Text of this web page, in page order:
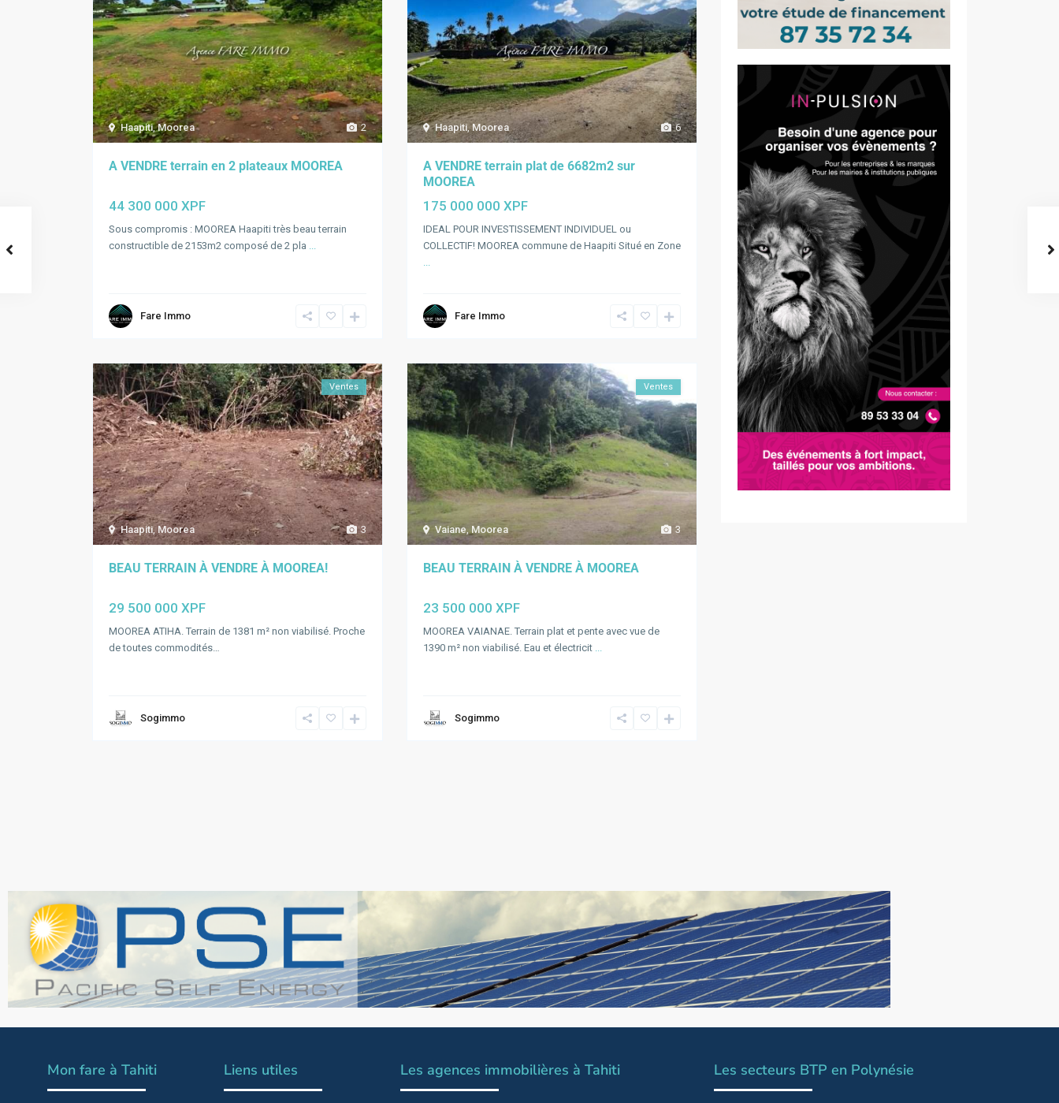
2
Haapiti,Moorea
A VENDRE terrain en 2 plateaux MOOREA
44 300 000 XPF
Sous compromis : MOOREA Haapiti très beau terrain
constructible de 2153m2 composé de 2 pla ...
Fare Immo
6
Haapiti,Moorea
A VENDRE terrain plat de 6682m2 sur
MOOREA
175 000 000 XPF
IDEAL POUR INVESTISSEMENT INDIVIDUEL ou
COLLECTIF! MOOREA commune de Haapiti Situé en Zone
...
Fare Immo
3
Haapiti, Moorea
Ventes
BEAU TERRAIN À VENDRE À MOOREA!
29 500 000 XPF
MOOREA ATIHA. Terrain de 1381 m² non viabilisé. Proche
de toutes commodités…
Sogimmo
3
Vaiane Moorea
Ventes
BEAU TERRAIN À VENDRE À MOOREA
23 500 000 XPF
MOOREA VAIANAE. Terrain plat et pente avec vue de
1390 m² non viabilisé. Eau et électricit
Sogimmo
Mon fare à Tahiti Liens utiles Les agences immobilières à Tahiti Les secteurs BTP en Polynésie